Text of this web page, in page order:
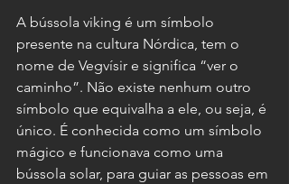
A bússola viking é um símbolo
presente na cultura Nórdica, tem o
nome de Vegvísir e significa “ver o
caminho”. Não existe nenhum outro
símbolo que equivalha a ele, ou seja, é
único. É conhecida como um símbolo
mágico e funcionava como uma
bússola solar, para guiar as pessoas em